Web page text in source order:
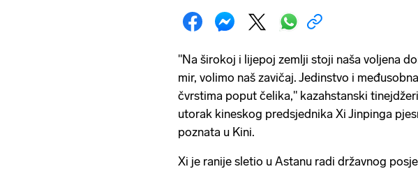
"Na širokoj i lijepoj zemlji stoji naša voljena
mir, volimo naš zavičaj. Jedinstvo i
čvrstima poput čelika," kazahstanski
utorak kineskog predsjednika Xi Jinpinga
poznata u Kini.
Xi je ranije sletio u Astanu radi državnog